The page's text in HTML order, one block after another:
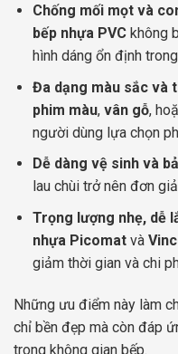
Chống mối mọt và
bếp nhựa PVCkhông
hình dáng ổn định
Đa dạng màu sắc và
phim màu, vân gỗ,
người dùng lựa chọn
Dễ dàng vệ sinh và
lau chùi trở nên đơn
Trọng lượng nhẹ, dễ
nhựa Picomatvà
giảm thời gian và chi
Những ưu điểm này làm
chỉ bền đẹp mà còn đáp
trong không gian bếp.